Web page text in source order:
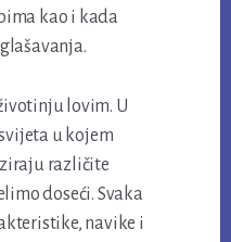
kao i kada
lovim. U
u kojem
različite
doseći. Svaka
navike i